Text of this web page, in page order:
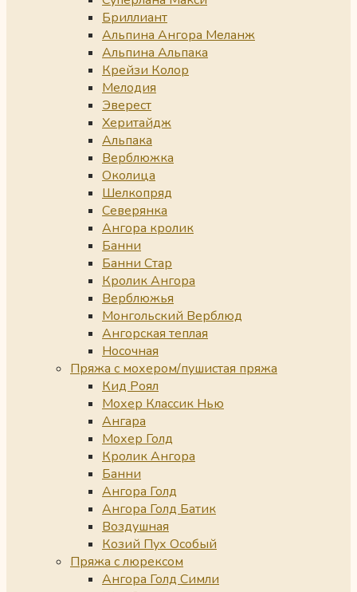
Бриллиант
Альпина Ангора Меланж
Альпина Альпака
Крейзи Колор
Мелодия
Эверест
Херитайдж
Альпака
Верблюжка
Околица
Шелкопряд
Северянка
Ангора кролик
Банни
Банни Стар
Кролик Ангора
Верблюжья
Монгольский Верблюд
Ангорская теплая
Носочная
Пряжа с мохером/пушистая пряжа
Кид Роял
Мохер Классик Нью
Ангара
Мохер Голд
Кролик Ангора
Банни
Ангора Голд
Ангора Голд Батик
Воздушная
Козий Пух Особый
Пряжа с люрексом
Ангора Голд Симли